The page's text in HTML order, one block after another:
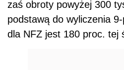
zaś obroty powyżej 300
podstawą do wyliczenia
dla NFZ jest 180 proc. tej